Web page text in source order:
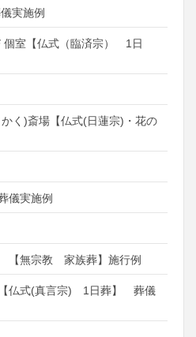
実施例
室【仏式（臨済宗） 1日
く)斎場【仏式(日蓮宗)・花の
儀実施例
無宗教 家族葬】施行例
仏式(真言宗) 1日葬】 葬儀